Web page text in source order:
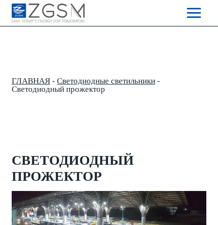
Skip
ГЛАВНАЯ - Светодиодные светильники -
Светодиодный прожектор
СВЕТОДИОДНЫЙ
ПРОЖЕКТОР